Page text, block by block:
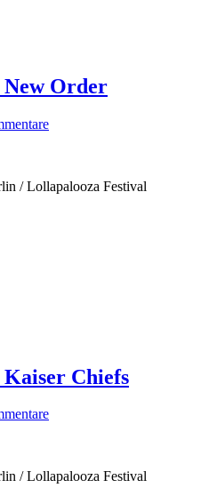
New Order
/ Lollapalooza Festival
Chiefs
/ Lollapalooza Festival